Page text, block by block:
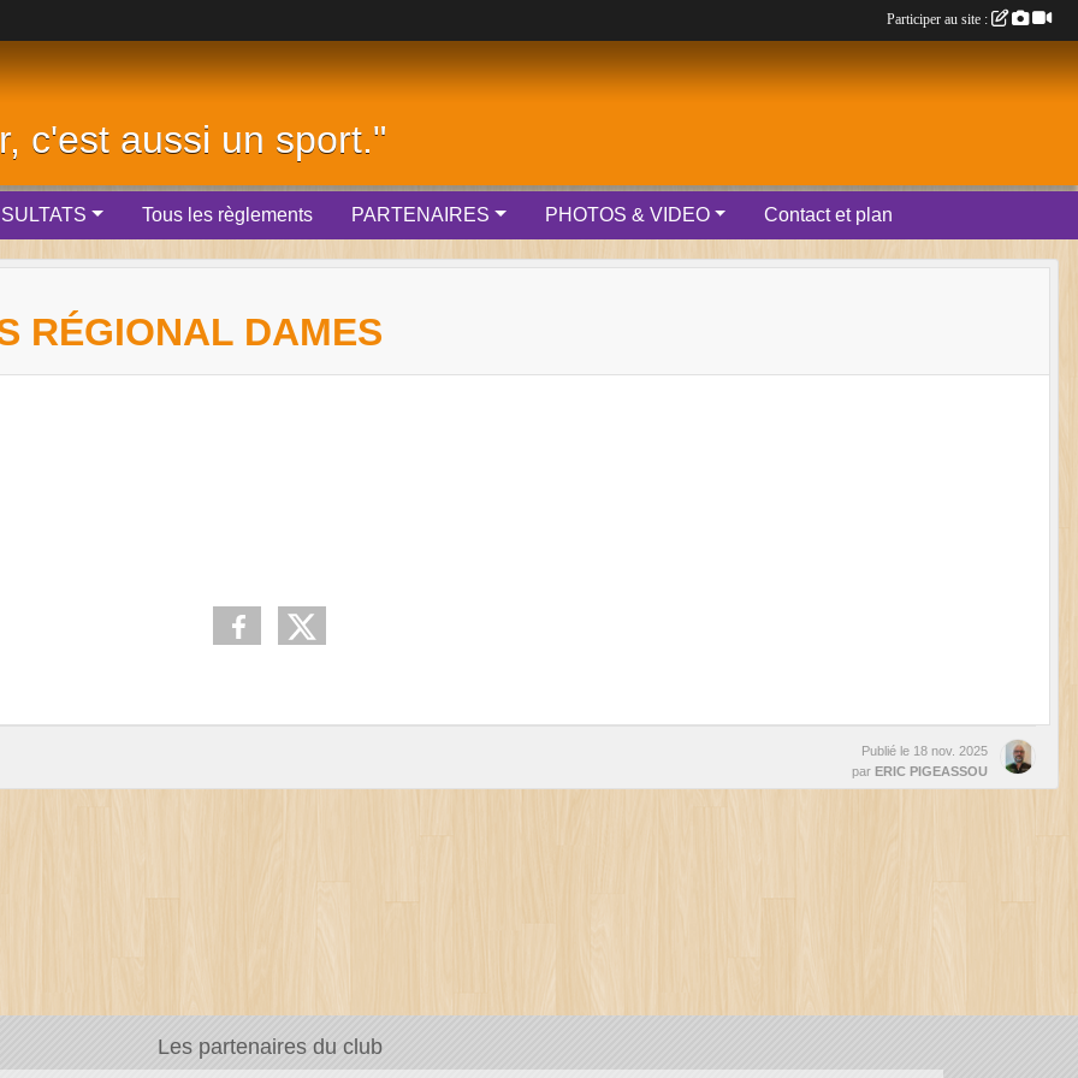
c'est aussi un sport."
Tous les règlements PARTENAIRES PHOTOS & VIDEO Contact et plan
RÉGIONAL DAMES
Publié le 18 nov. 2025
par ERIC PIGEASSOU
Les partenaires du club
Participer au site :